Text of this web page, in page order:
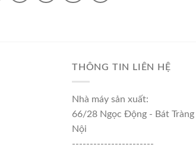
THÔNG TIN LIÊN HỆ
Nhà máy sản xuất:
66/28 Ngọc Động - Bát Tràng
Nội
-----------------------